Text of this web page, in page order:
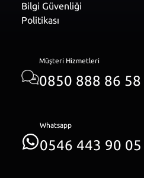
Bilgi Güvenliği
Politikası
Müşteri Hizmetleri
0850 888 86 58
Whatsapp
0546 443 90 05